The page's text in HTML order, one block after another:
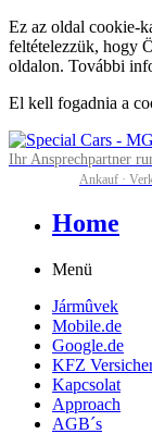
Ez az oldal cookie-
feltételezzük, hogy
oldalon. További
El kell fogadnia a
Ihr Ansprechpartner
Ankauf ·
Home
Menü
Jármûvek
Mobile.de
Google.de
KFZ
Kapcsolat
Approach
AGB´s